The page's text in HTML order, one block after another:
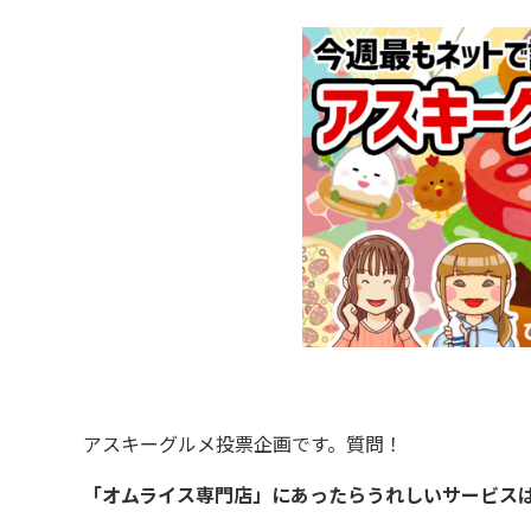
アスキーグルメ投票企画です。質問！
「オムライス専門店」にあったらうれしいサービス